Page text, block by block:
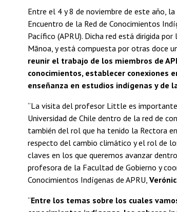
Entre el 4 y 8 de noviembre de este año,
Encuentro de la Red de Conocimientos
Pacífico (APRU). Dicha red está dirigida
Mānoa, y está compuesta por otras doce
reunir el trabajo de los miembros de
conocimientos, establecer conexiones
enseñanza en estudios indígenas y de
“La visita del profesor Little es
Universidad de Chile dentro de la red de
también del rol que ha tenido la Rectora
respecto del cambio climático y el rol de
claves en los que queremos avanzar
profesora de la Facultad de Gobierno y
Conocimientos Indígenas de APRU,
“Entre los temas sobre los cuales